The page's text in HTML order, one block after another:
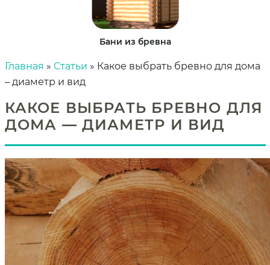
Бани из бревна
Главная » Статьи » Какое выбрать бревно для дома
– диаметр и вид
КАКОЕ ВЫБРАТЬ БРЕВНО ДЛЯ
ДОМА — ДИАМЕТР И ВИД